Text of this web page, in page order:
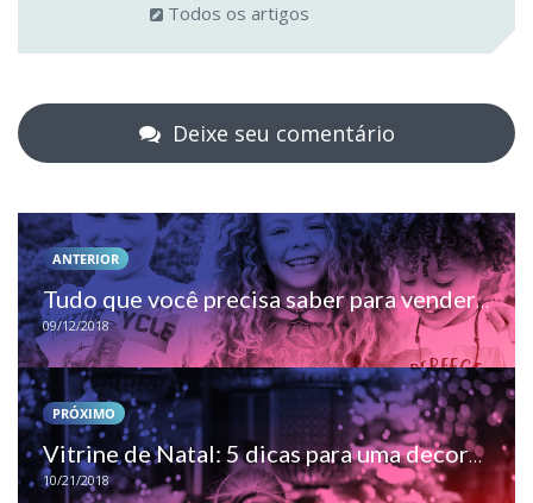
Todos os artigos
Deixe seu comentário
ANTERIOR
Tudo que você precisa saber para vender mais na primavera!
09/12/2018
PRÓXIMO
Vitrine de Natal: 5 dicas para uma decoração incrível
10/21/2018